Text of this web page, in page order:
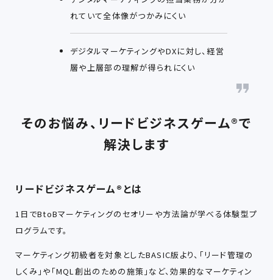
れていて全体像がつかみにくい
デジタルマーケティングやDXに対し、経営
層や上層部の理解が得られにくい
そのお悩み、リードビジネスゲーム®で
解決します
リードビジネスゲーム®とは
1日でBtoBマーケティングのセオリーや方法論が学べる体験型プ
ログラムです。
マーケティング初級者を対象としたBASIC版より、「リード管理の
しくみ」や「MQL創出のための施策」など、効果的なマーケティン